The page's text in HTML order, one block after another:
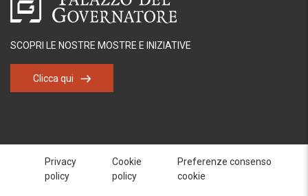
SCOPRI LE NOSTRE MOSTRE E INIZIATIVE
Clicca qui
Privacy
policy
Cookie
policy
Preferenze consenso
cookie